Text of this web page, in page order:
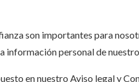
son importantes para
personal de
en nuestro Aviso legal y